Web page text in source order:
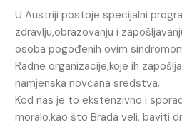
U Austriji postoje specijalni
zdravlju,obrazovanju i
osoba pogođenih ovim
Radne organizacije,koje ih
namjenska novčana sredstva.
Kod nas je to ekstenzivno i
moralo,kao što Brada veli, baviti